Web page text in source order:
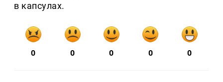
в капсулах.
0 0 0 0 0